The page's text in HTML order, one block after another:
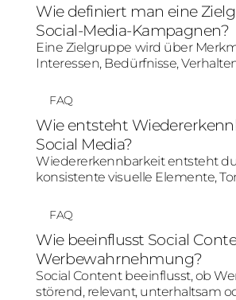
Wie definiert man eine
Social-Media-Kampagnen?
Eine Zielgruppe wird über
Interessen, Bedürfnisse,
Entscheidungsphase definiert.
Media-Kampagnen reicht
nicht aus; entscheidend ist,
Botschaften für diese Menschen
FAQ
Wie entsteht
Social Media?
Wiedererkennbarkeit entsteht
konsistente visuelle Elemente,
Auf Social Media muss sie flexibel
um plattformgerecht zu bleiben,
genug, damit Nutzer die Marke
wiedererkennen.
FAQ
Wie beeinflusst Social
Werbewahrnehmung?
Social Content beeinflusst, ob
störend, relevant, unterhaltsam